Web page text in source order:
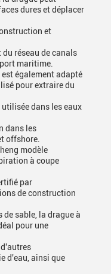
dures et déplacer
et
du réseau de canals
maritime.
est également adapté
pour extraire du
utilisée dans les eaux
dans les
offshore.
modèle
à coupe
par
de construction
de sable, la drague à
pour une
d'eau, ainsi que